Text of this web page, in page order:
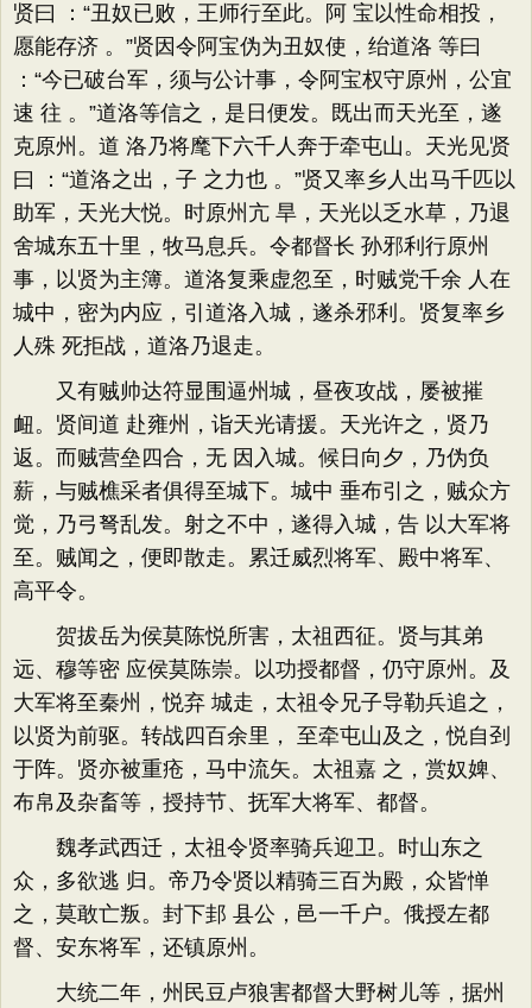
贤曰 ：“丑奴已败，王师行至此。阿 宝以性命相投，
愿能存济 。”贤因令阿宝伪为丑奴使，绐道洛 等曰
：“今已破台军，须与公计事，令阿宝权守原州，公宜
速 往 。”道洛等信之，是日便发。既出而天光至，遂
克原州。道 洛乃将麾下六千人奔于牵屯山。天光见贤
曰 ：“道洛之出，子 之力也 。”贤又率乡人出马千匹以
助军，天光大悦。时原州亢 旱，天光以乏水草，乃退
舍城东五十里，牧马息兵。令都督长 孙邪利行原州
事，以贤为主簿。道洛复乘虚忽至，时贼党千余 人在
城中，密为内应，引道洛入城，遂杀邪利。贤复率乡
人殊 死拒战，道洛乃退走。
又有贼帅达符显围逼州城，昼夜攻战，屡被摧
衄。贤间道 赴雍州，诣天光请援。天光许之，贤乃
返。而贼营垒四合，无 因入城。候日向夕，乃伪负
薪，与贼樵采者俱得至城下。城中 垂布引之，贼众方
觉，乃弓弩乱发。射之不中，遂得入城，告 以大军将
至。贼闻之，便即散走。累迁威烈将军、殿中将军、
高平令。
贺拔岳为侯莫陈悦所害，太祖西征。贤与其弟
远、穆等密 应侯莫陈崇。以功授都督，仍守原州。及
大军将至秦州，悦弃 城走，太祖令兄子导勒兵追之，
以贤为前驱。转战四百余里， 至牵屯山及之，悦自刭
于阵。贤亦被重疮，马中流矢。太祖嘉 之，赏奴婢、
布帛及杂畜等，授持节、抚军大将军、都督。
魏孝武西迁，太祖令贤率骑兵迎卫。时山东之
众，多欲逃 归。帝乃令贤以精骑三百为殿，众皆惮
之，莫敢亡叛。封下邽 县公，邑一千户。俄授左都
督、安东将军，还镇原州。
大统二年，州民豆卢狼害都督大野树儿等，据州